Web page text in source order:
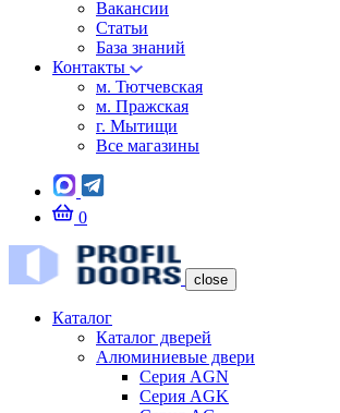
Вакансии
Статьи
База знаний
Контакты
м. Тютчевская
м. Пражская
г. Мытищи
Все магазины
0
close
Каталог
Каталог дверей
Алюминиевые двери
Серия AGN
Серия AGK